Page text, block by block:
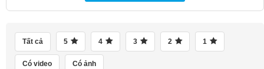
Tất cả 5 4 3 2 1
Có video Có ảnh